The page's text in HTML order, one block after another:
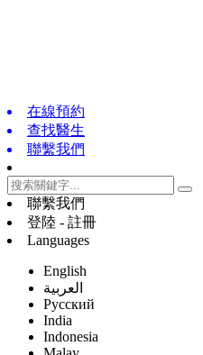
在線預約
查找醫生
聯繫我們
聯繫我們
登陸 - 註冊
Languages
English
العربية
Русский
India
Indonesia